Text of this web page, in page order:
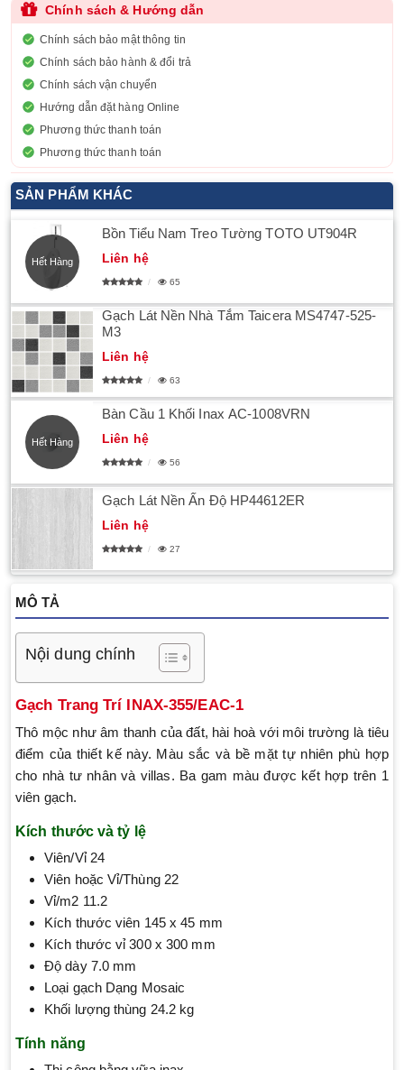
Chính sách & Hướng dẫn
Chính sách bảo mật thông tin
Chính sách bảo hành & đổi trả
Chính sách vận chuyển
Hướng dẫn đặt hàng Online
Phương thức thanh toán
Phương thức thanh toán
SẢN PHẨM KHÁC
Bồn Tiểu Nam Treo Tường TOTO UT904R
Liên hệ
Hết Hàng
65
Gạch Lát Nền Nhà Tắm Taicera MS4747-525-
M3
Liên hệ
63
Bàn Cầu 1 Khối Inax AC-1008VRN
Liên hệ
Hết Hàng
56
Gạch Lát Nền Ấn Độ HP44612ER
Liên hệ
27
MÔ TẢ
Nội dung chính
Gạch Trang Trí INAX-355/EAC-1
Thô mộc như âm thanh của đất, hài hoà với môi trường là tiêu
điểm của thiết kế này. Màu sắc và bề mặt tự nhiên phù hợp
cho nhà tư nhân và villas. Ba gam màu được kết hợp trên 1
viên gạch.
Kích thước và tỷ lệ
Viên/Vỉ 24
Viên hoặc Vỉ/Thùng 22
Vỉ/m2 11.2
Kích thước viên 145 x 45 mm
Kích thước vỉ 300 x 300 mm
Độ dày 7.0 mm
Loại gạch Dạng Mosaic
Khối lượng thùng 24.2 kg
Tính năng